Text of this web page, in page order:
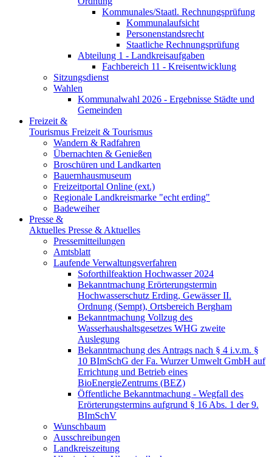
Kommunales/Staatl. Rechnungsprüfung
Kommunalaufsicht
Personenstandsrecht
Staatliche Rechnungsprüfung
Abteilung 1 - Landkreisaufgaben
Fachbereich 11 - Kreisentwicklung
Sitzungsdienst
Wahlen
Kommunalwahl 2026 - Ergebnisse Städte und
Gemeinden
Freizeit &
Tourismus Freizeit & Tourismus
Wandern & Radfahren
Übernachten & Genießen
Broschüren und Landkarten
Bauernhausmuseum
Freizeitportal Online (ext.)
Regionale Landkreismarke "echt erding"
Badeweiher
Presse &
Aktuelles Presse & Aktuelles
Pressemitteilungen
Amtsblatt
Laufende Verwaltungsverfahren
Soforthilfeaktion Hochwasser 2024
Bekanntmachung Erörterungstermin
Hochwasserschutz Erding, Gewässer II.
Ordnung (Sempt), Ortsbereich Bergham
Bekanntmachung Vollzug des
Wasserhaushaltsgesetzes WHG zweite
Auslegung
Bekanntmachung des Antrags nach § 4 i.v.m. §
10 BImSchG der Fa. Wurzer Umwelt GmbH auf
Errichtung und Betrieb eines
BioEnergieZentrums (BEZ)
Öffentliche Bekanntmachung - Wegfall des
Erörterungstermins aufgrund § 16 Abs. 1 der 9.
BImSchV
Wunschbaum
Ausschreibungen
Landkreiszeitung